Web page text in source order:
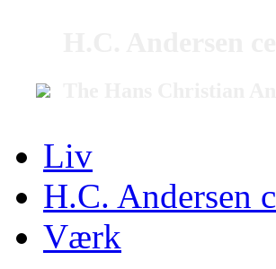
Liv
H.C. Andersen
Værk